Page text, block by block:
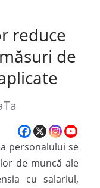
reduce
de
personalului se
de muncă ale
cu salariul,